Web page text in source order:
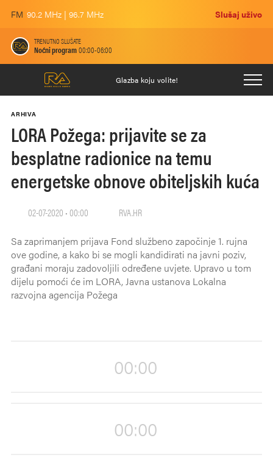
FM 90.2 MHz | 96.7 MHz Slušaj uživo
TRENUTNO SLUŠATE
Noćni program00:00-06:00
Glazba koju volite!
ARHIVA
LORA Požega: prijavite se za
besplatne radionice na temu
energetske obnove obiteljskih kuća
02-07-2020 • 00:00 RVA.HR
Sa zaprimanjem prijava Fond službeno započinje 1. rujna
ove godine, a kako bi se mogli kandidirati na javni poziv,
građani moraju zadovoljili određene uvjete. Upravo u tom
dijelu pomoći će im LORA, Javna ustanova Lokalna
razvojna agencija Požega
00:00
00:00